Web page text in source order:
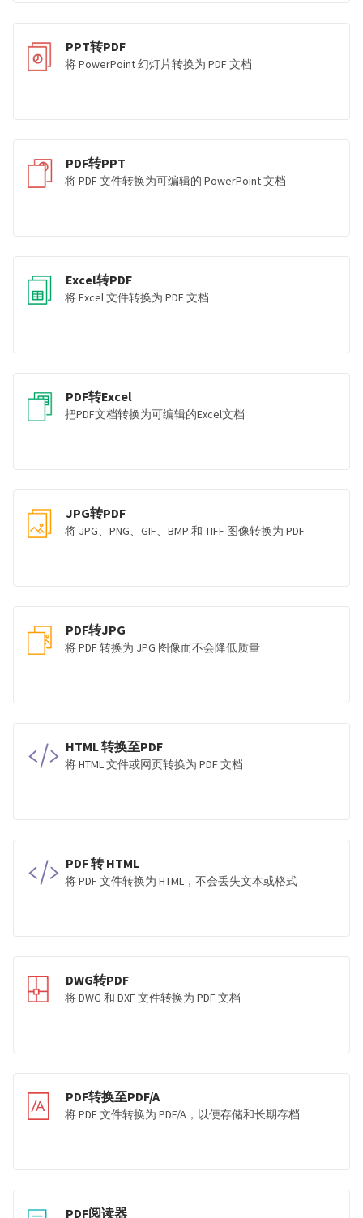
PPT转PDF
将 PowerPoint 幻灯片转换为 PDF 文档
PDF转PPT
将 PDF 文件转换为可编辑的 PowerPoint 文档
Excel转PDF
将 Excel 文件转换为 PDF 文档
PDF转Excel
把PDF文档转换为可编辑的Excel文档
JPG转PDF
将 JPG、PNG、GIF、BMP 和 TIFF 图像转换为 PDF
PDF转JPG
将 PDF 转换为 JPG 图像而不会降低质量
HTML 转换至PDF
将 HTML 文件或网页转换为 PDF 文档
PDF 转 HTML
将 PDF 文件转换为 HTML，不会丢失文本或格式
DWG转PDF
将 DWG 和 DXF 文件转换为 PDF 文档
PDF转换至PDF/A
将 PDF 文件转换为 PDF/A，以便存储和长期存档
PDF阅读器